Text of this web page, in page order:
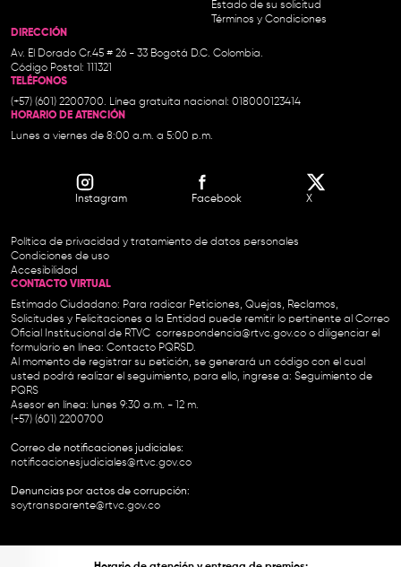
Estado de su solicitud
Términos y Condiciones
DIRECCIÓN
Av. El Dorado Cr.45 # 26 - 33 Bogotá D.C. Colombia.
Código Postal: 111321
TELÉFONOS
(+57) (601) 2200700. Línea gratuita nacional: 018000123414
HORARIO DE ATENCIÓN
Lunes a viernes de 8:00 a.m. a 5:00 p.m.
Instagram Facebook X
Política de privacidad y tratamiento de datos personales
Condiciones de uso
Accesibilidad
CONTACTO VIRTUAL
Estimado Ciudadano: Para radicar Peticiones, Quejas, Reclamos,
Solicitudes y Felicitaciones a la Entidad puede remitir lo pertinente al Correo
Oficial Institucional de RTVC correspondencia@rtvc.gov.co o diligenciar el
formulario en línea: Contacto PQRSD.
Al momento de registrar su petición, se generará un código con el cual
usted podrá realizar el seguimiento, para ello, ingrese a: Seguimiento de
PQRS
Asesor en línea: lunes 9:30 a.m. - 12 m.
(+57) (601) 2200700
Correo de notificaciones judiciales:
notificacionesjudiciales@rtvc.gov.co
Denuncias por actos de corrupción:
soytransparente@rtvc.gov.co